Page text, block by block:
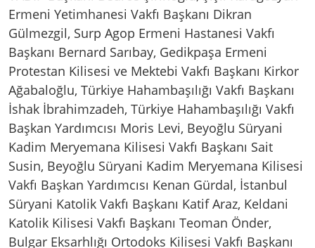
Ermeni Yetimhanesi Vakfı Başkanı Dikran
Gülmezgil, Surp Agop Ermeni Hastanesi Vakfı
Başkanı Bernard Sarıbay, Gedikpaşa Ermeni
Protestan Kilisesi ve Mektebi Vakfı Başkanı Kirkor
Ağabaloğlu, Türkiye Hahambaşılığı Vakfı Başkanı
İshak İbrahimzadeh, Türkiye Hahambaşılığı Vakfı
Başkan Yardımcısı Moris Levi, Beyoğlu Süryani
Kadim Meryemana Kilisesi Vakfı Başkanı Sait
Susin, Beyoğlu Süryani Kadim Meryemana Kilisesi
Vakfı Başkan Yardımcısı Kenan Gürdal, İstanbul
Süryani Katolik Vakfı Başkanı Katif Araz, Keldani
Katolik Kilisesi Vakfı Başkanı Teoman Önder,
Bulgar Eksarhlığı Ortodoks Kilisesi Vakfı Başkanı